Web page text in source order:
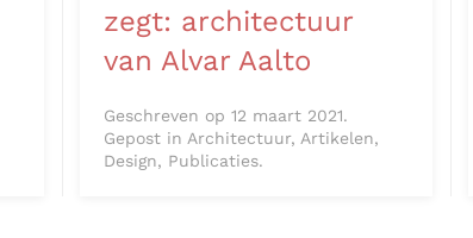
zegt: architectuur
van Alvar Aalto
Geschreven op 12 maart 2021.
Gepost in Architectuur, Artikelen,
Design, Publicaties.